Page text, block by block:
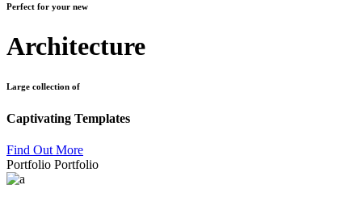
Perfect for your new
Architecture
Large collection of
Captivating Templates
Find Out More
Portfolio Portfolio